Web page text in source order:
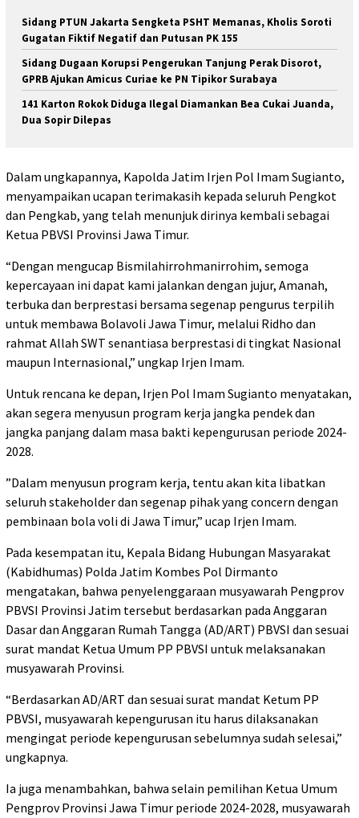
Sidang PTUN Jakarta Sengketa PSHT Memanas, Kholis Soroti
Gugatan Fiktif Negatif dan Putusan PK 155
Sidang Dugaan Korupsi Pengerukan Tanjung Perak Disorot,
GPRB Ajukan Amicus Curiae ke PN Tipikor Surabaya
141 Karton Rokok Diduga Ilegal Diamankan Bea Cukai Juanda,
Dua Sopir Dilepas
Dalam ungkapannya, Kapolda Jatim Irjen Pol Imam Sugianto,
menyampaikan ucapan terimakasih kepada seluruh Pengkot
dan Pengkab, yang telah menunjuk dirinya kembali sebagai
Ketua PBVSI Provinsi Jawa Timur.
“Dengan mengucap Bismilahirrohmanirrohim, semoga
kepercayaan ini dapat kami jalankan dengan jujur, Amanah,
terbuka dan berprestasi bersama segenap pengurus terpilih
untuk membawa Bolavoli Jawa Timur, melalui Ridho dan
rahmat Allah SWT senantiasa berprestasi di tingkat Nasional
maupun Internasional,” ungkap Irjen Imam.
Untuk rencana ke depan, Irjen Pol Imam Sugianto menyatakan,
akan segera menyusun program kerja jangka pendek dan
jangka panjang dalam masa bakti kepengurusan periode 2024-
2028.
”Dalam menyusun program kerja, tentu akan kita libatkan
seluruh stakeholder dan segenap pihak yang concern dengan
pembinaan bola voli di Jawa Timur,” ucap Irjen Imam.
Pada kesempatan itu, Kepala Bidang Hubungan Masyarakat
(Kabidhumas) Polda Jatim Kombes Pol Dirmanto
mengatakan, bahwa penyelenggaraan musyawarah Pengprov
PBVSI Provinsi Jatim tersebut berdasarkan pada Anggaran
Dasar dan Anggaran Rumah Tangga (AD/ART) PBVSI dan sesuai
surat mandat Ketua Umum PP PBVSI untuk melaksanakan
musyawarah Provinsi.
“Berdasarkan AD/ART dan sesuai surat mandat Ketum PP
PBVSI, musyawarah kepengurusan itu harus dilaksanakan
mengingat periode kepengurusan sebelumnya sudah selesai,”
ungkapnya.
Ia juga menambahkan, bahwa selain pemilihan Ketua Umum
Pengprov Provinsi Jawa Timur periode 2024-2028, musyawarah